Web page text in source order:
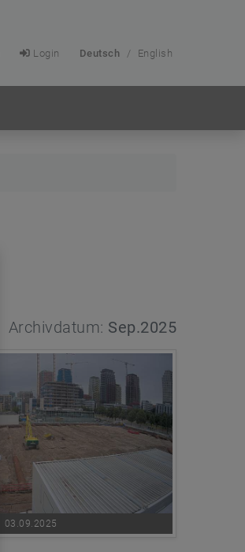
Login Deutsch / English
Archivdatum: Sep.2025
03.09.2025